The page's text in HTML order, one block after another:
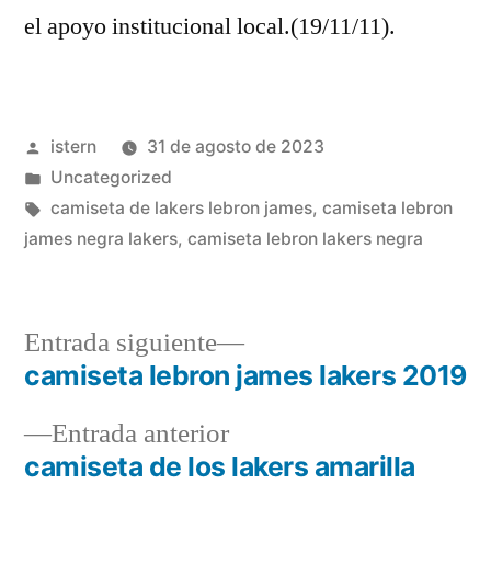
el apoyo institucional local.(19/11/11).
Publicado
por
istern
31 de agosto de 2023
Publicado
en
Uncategorized
Etiquetas:
camiseta de lakers lebron james, camiseta lebron
james negra lakers, camiseta lebron lakers negra
Navegación
deEntrada anteriorEntrada
anterior:
camiseta de los lakers amarilla
Entrada siguiente
Entrada
siguiente:
camiseta lebron james lakers 2019